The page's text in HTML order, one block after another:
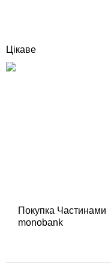
Цікаве
Покупка Частинами
monobank